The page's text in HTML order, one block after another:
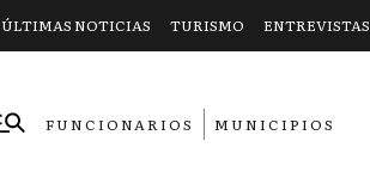
ÚLTIMAS NOTICIAS TURISMO ENTREVISTAS
FUNCIONARIOS
MUNICIPIOS